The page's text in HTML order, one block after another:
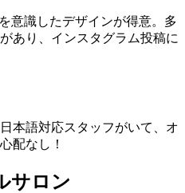
意識したデザインが得意。多
あり、インスタグラム投稿に
本語対応スタッフがいて、オ
配なし！
サロン